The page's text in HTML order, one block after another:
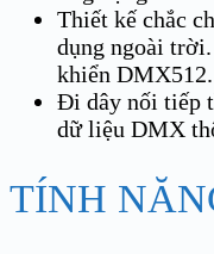
Thiết kế chắc
dụng ngoài
khiển DMX512.
Đi dây nối tiếp
dữ liệu DMX
TÍNH